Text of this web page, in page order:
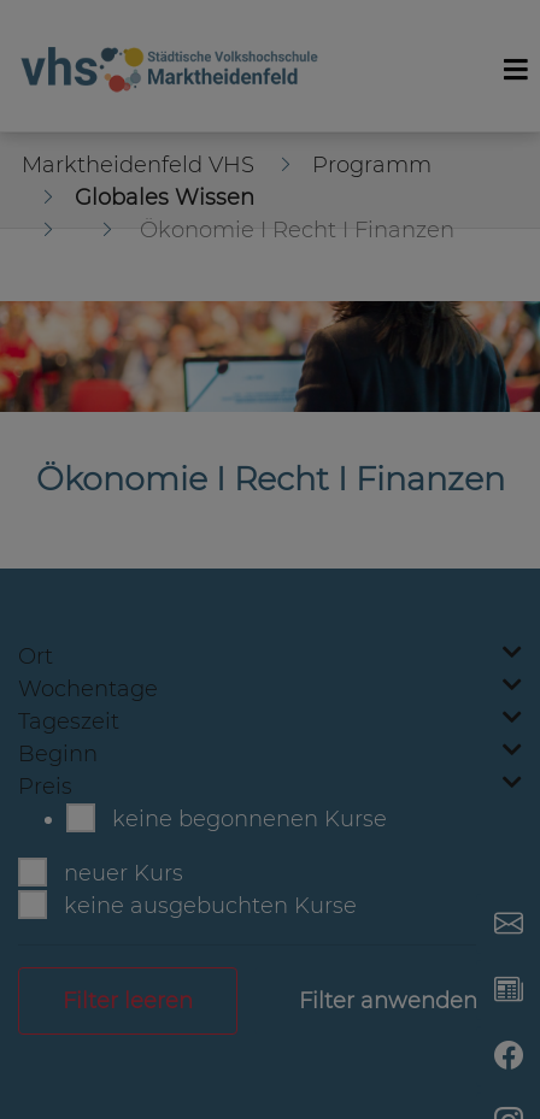
Marktheidenfeld VHS
Programm
Globales Wissen
Ökonomie I Recht I Finanzen
Ökonomie I Recht I Finanzen
Ort
Wochentage
Tageszeit
Beginn
Preis
keine begonnenen Kurse
neuer Kurs
keine ausgebuchten Kurse
Filter leeren